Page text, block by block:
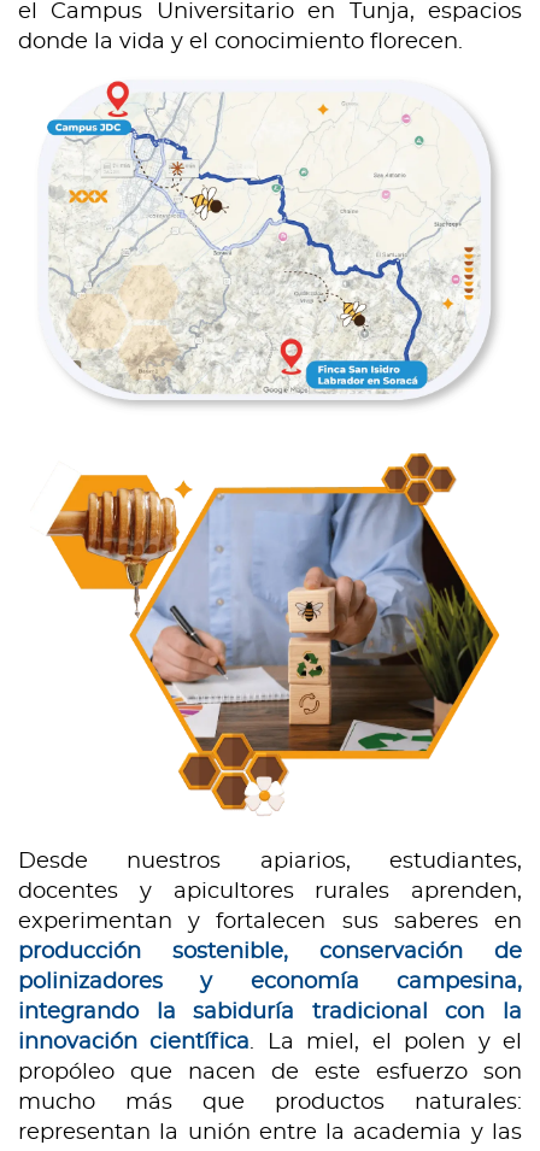
el Campus Universitario en Tunja, espacios
donde la vida y el conocimiento florecen.
Desde nuestros apiarios, estudiantes,
docentes y apicultores rurales aprenden,
experimentan y fortalecen sus saberes en
producción sostenible, conservación de
polinizadores y economía campesina,
integrando la sabiduría tradicional con la
innovación científica. La miel, el polen y el
propóleo que nacen de este esfuerzo son
mucho más que productos naturales:
representan la unión entre la academia y las